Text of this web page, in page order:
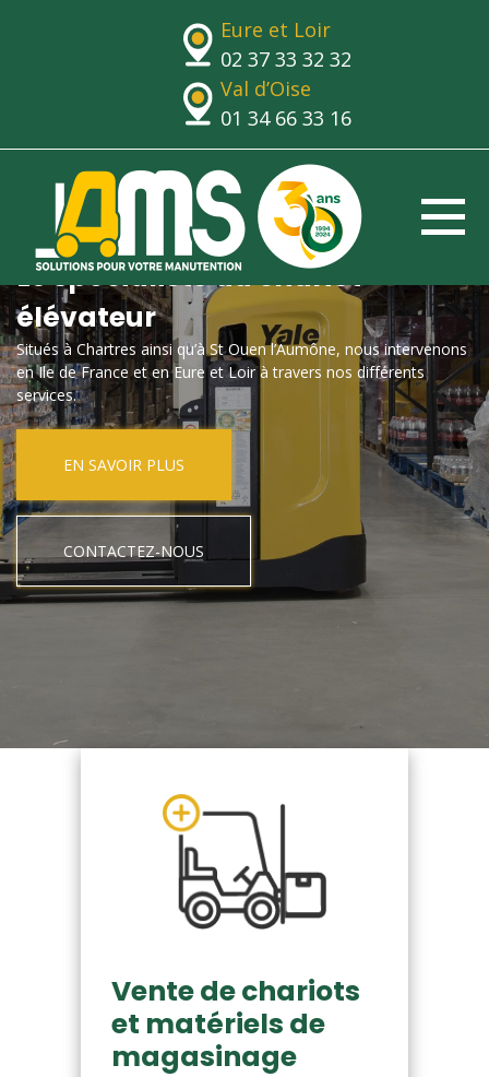
Eure et Loir
02 37 33 32 32
Val d’Oise
01 34 66 33 16
Le spécialiste du chariot
élévateur
Situés à Chartres ainsi qu’à St Ouen l’Aumône, nous intervenons
en Ile de France et en Eure et Loir à travers nos différents
services.
EN SAVOIR PLUS
CONTACTEZ-NOUS
Vente de chariots
et matériels de
magasinage